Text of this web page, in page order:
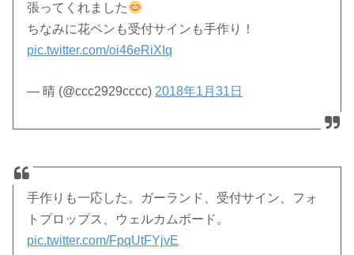
張ってくれました
ちなみに花ペンも受付サインも手作り！
pic.twitter.com/oi46eRiXIq
— 晴 (@ccc2929cccc) 2018年1月31日
手作りも一応した。ガーランド、受付サイン、フォ
トプロップス、ウェルカムボード。
pic.twitter.com/FpqUtFYjvE